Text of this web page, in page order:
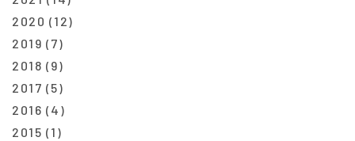
2020 (12)
2019 (7)
2018 (9)
2017 (5)
2016 (4)
2015 (1)